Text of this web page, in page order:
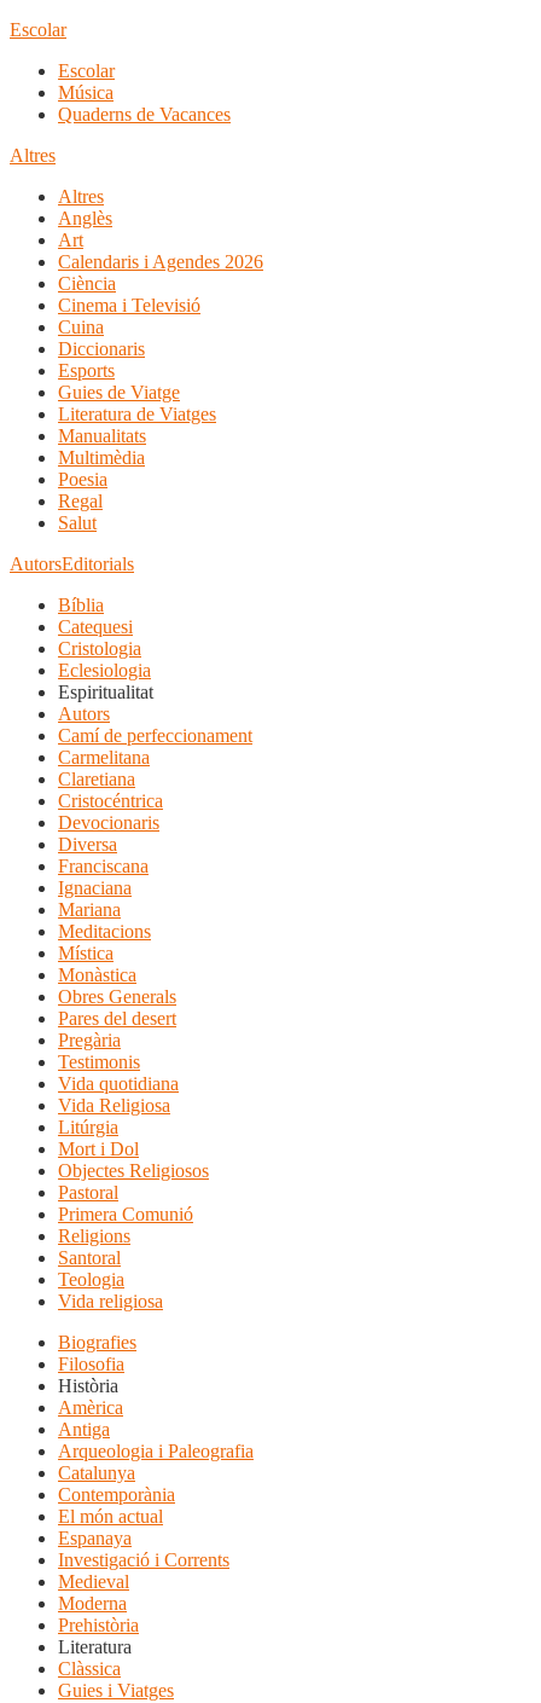
Escolar
Escolar
Música
Quaderns de Vacances
Altres
Altres
Anglès
Art
Calendaris i Agendes 2026
Ciència
Cinema i Televisió
Cuina
Diccionaris
Esports
Guies de Viatge
Literatura de Viatges
Manualitats
Multimèdia
Poesia
Regal
Salut
AutorsEditorials
Bíblia
Catequesi
Cristologia
Eclesiologia
Espiritualitat
Autors
Camí de perfeccionament
Carmelitana
Claretiana
Cristocéntrica
Devocionaris
Diversa
Franciscana
Ignaciana
Mariana
Meditacions
Mística
Monàstica
Obres Generals
Pares del desert
Pregària
Testimonis
Vida quotidiana
Vida Religiosa
Litúrgia
Mort i Dol
Objectes Religiosos
Pastoral
Primera Comunió
Religions
Santoral
Teologia
Vida religiosa
Biografies
Filosofia
Història
Amèrica
Antiga
Arqueologia i Paleografia
Catalunya
Contemporània
El món actual
Espanaya
Investigació i Corrents
Medieval
Moderna
Prehistòria
Literatura
Clàssica
Guies i Viatges